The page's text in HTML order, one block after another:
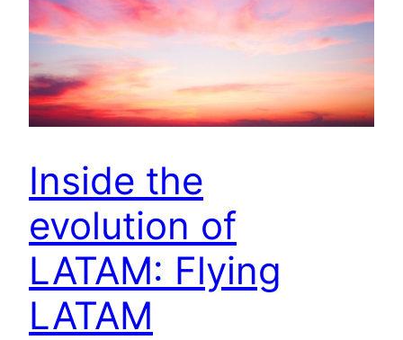
Inside the
evolution of
LATAM: Flying
LATAM